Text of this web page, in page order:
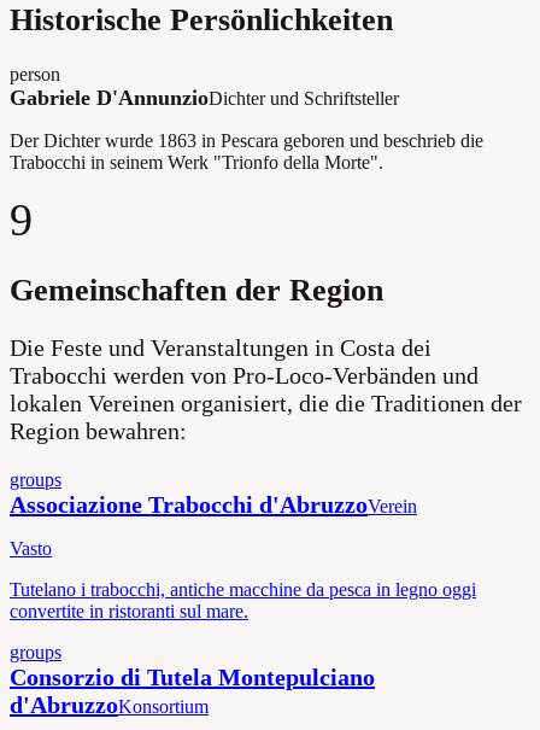
Historische Persönlichkeiten
person
Gabriele D'AnnunzioDichter und Schriftsteller
Der Dichter wurde 1863 in Pescara geboren und beschrieb die
Trabocchi in seinem Werk "Trionfo della Morte".
9
Gemeinschaften der Region
Die Feste und Veranstaltungen in Costa dei
Trabocchi werden von Pro-Loco-Verbänden und
lokalen Vereinen organisiert, die die Traditionen der
Region bewahren:
groups
Associazione Trabocchi d'AbruzzoVerein
Vasto
Tutelano i trabocchi, antiche macchine da pesca in legno oggi
convertite in ristoranti sul mare.
groups
Consorzio di Tutela Montepulciano
d'AbruzzoKonsortium